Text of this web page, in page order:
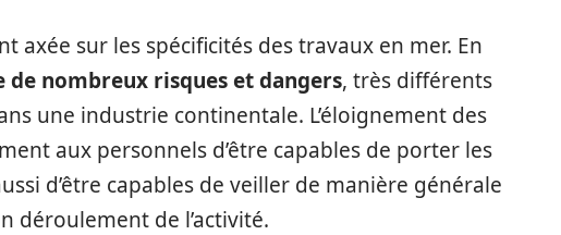
axée sur les spécificités des travaux en mer. En
nombreux risques et dangers, très différents
une industrie continentale. L’éloignement des
aux personnels d’être capables de porter les
d’être capables de veiller de manière générale
déroulement de l’activité.